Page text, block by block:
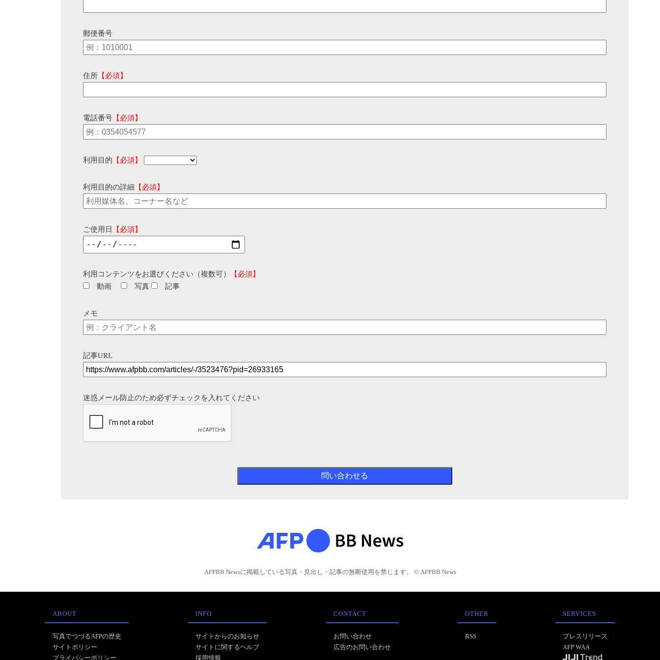
郵便番号
住所 【必須】
電話番号 【必須】
利用目的 【必須】
利用目的の詳細 【必須】
ご使用日 【必須】
利用コンテンツをお選びください（複数可）
【必須】
動画
写真 記事
メモ
記事URL
迷惑メール防止のため必ずチェックを入れてください
AFPBB Newsに掲載している写真・見出し・記事の無断使用を禁じます。 © AFPBB News
ABOUT
写真でつづるAFPの歴史
サイトポリシー
プライバシーポリシー
INFO
サイトからのお知らせ
サイトに関するヘルプ
採用情報
CONTACT
お問い合わせ
広告のお問い合わせ
OTHER
RSS
SERVICES
プレスリリース
AFP WAA